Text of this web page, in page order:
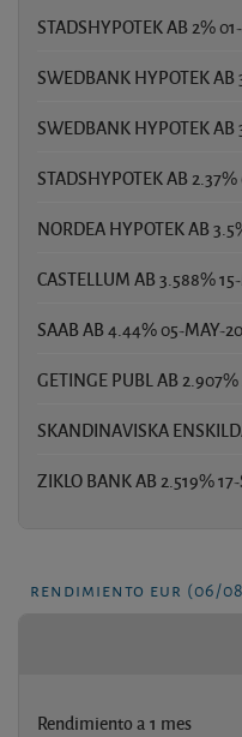
STADSHYPOTEK AB 2%
SWEDBANK HYPOTEK
SWEDBANK HYPOTEK AB
STADSHYPOTEK AB
NORDEA HYPOTEK AB
CASTELLUM AB 3.588%
SAAB AB 4.44% 05-MAY-
GETINGE PUBL AB
SKANDINAVISKA
ZIKLO BANK AB 2.519%
rendimiento eur (06/
Rendimiento a 1 mes